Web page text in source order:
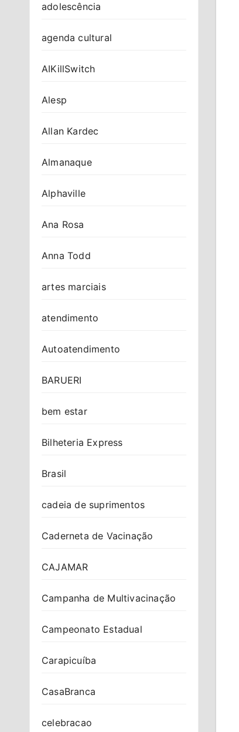
adolescência
agenda cultural
AIKillSwitch
Alesp
Allan Kardec
Almanaque
Alphaville
Ana Rosa
Anna Todd
artes marciais
atendimento
Autoatendimento
BARUERI
bem estar
Bilheteria Express
Brasil
cadeia de suprimentos
Caderneta de Vacinação
CAJAMAR
Campanha de Multivacinação
Campeonato Estadual
Carapicuíba
CasaBranca
celebracao